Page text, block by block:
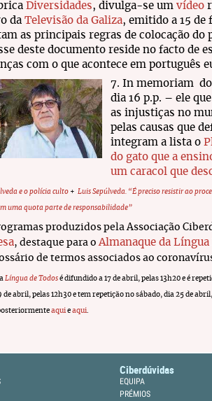
Diversidades, divulga-se um vídeo
da Televisão da Galiza, emitido a 15 de
as principais regras de colocação do
deste documento reside no facto de
com o que acontece em português
7. In memoriam
dia 16 p.p. – ele
as injustiças no
pelas causas que
integram a lista o
do gato que a
um caracol que
e o polícia culto + Luis Sepúlveda. “É preciso resistir ao
uma quota parte de responsabilidade”
produzidos pela Associação
, destaque para oAlmanaque da Língua
de termos associados ao
Língua de Todos é difundido a 17 de abril, pelas 13h20 e é
de abril, pelas 12h30 e tem repetição no sábado, dia 25 de
aqui e aqui.
Ciberdúvidas
EQUIPA
PRÉMIOS